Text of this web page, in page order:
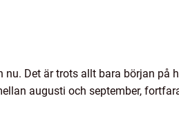
Det är trots allt bara början på
augusti och september,